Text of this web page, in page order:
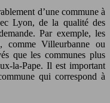
d’une commune à
Lyon, de la qualité des
Par exemple, les
comme Villeurbanne ou
que les communes plus
la-Pape. Il est important
qui correspond à